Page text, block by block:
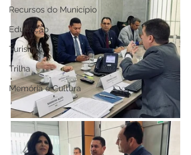
Recursos do Município
Educação
Turismo
Trilha
Memória e Cultura